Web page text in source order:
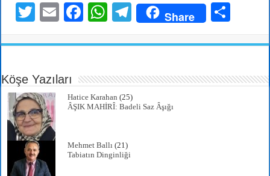
T
tte
r
E
ail
Fa
bo
W
ts
pp
Te
gr
m
Share
re
Köşe Yazıları
Hatice Karahan (25)
ÂŞIK MAHİRÎ: Badeli Saz Âşığı
Mehmet Ballı (21)
Tabiatın Dinginliği